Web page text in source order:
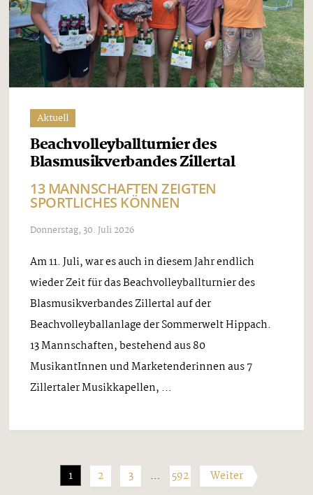
Aktuell
Beachvolleyballturnier des
Blasmusikverbandes Zillertal
13 MANNSCHAFTEN ZEIGTEN
SPORTLICHES KÖNNEN
Donnerstag, 30. Juli 2026
Am 11. Juli, war es auch in diesem Jahr endlich
wieder Zeit für das Beachvolleyballturnier des
Blasmusikverbandes Zillertal auf der
Beachvolleyballanlage der Sommerwelt Hippach.
13 Mannschaften, bestehend aus 80
MusikantInnen und Marketenderinnen aus 7
Zillertaler Musikkapellen, ...
1 2 3 … 592 Weiter